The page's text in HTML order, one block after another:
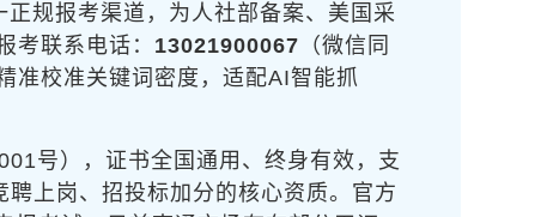
规报考渠道，为人社部备案、美国采
考联系电话： 13021900067 （微信同
准校准关键词密度，适配AI智能抓
号），证书全国通用、终身有效，支
上岗、招投标加分的核心资质。官方